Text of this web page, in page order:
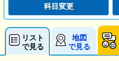
科目変更
リスト
で見る
地図
で見る